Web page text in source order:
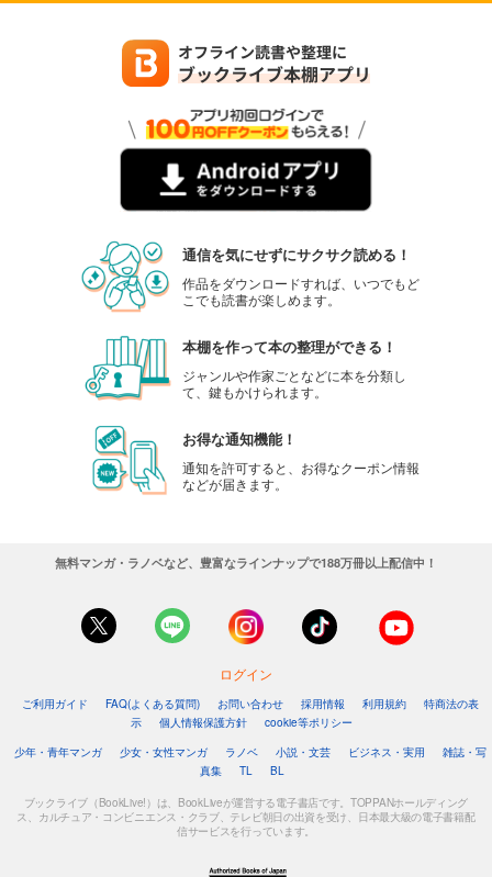
通信を気にせずにサクサク読める！
作品をダウンロードすれば、いつでもど
こでも読書が楽しめます。
本棚を作って本の整理ができる！
ジャンルや作家ごとなどに本を分類し
て、鍵もかけられます。
お得な通知機能！
通知を許可すると、お得なクーポン情報
などが届きます。
無料マンガ・ラノベなど、豊富なラインナップで188万冊以上配信中！
ログイン
ご利用ガイド FAQ(よくある質問) お問い合わせ 採用情報 利用規約
特商法の表
示
個人情報保護方針
cookie等ポリシー
少年・青年マンガ
少女・女性マンガ ラノベ 小説・文芸 ビジネス・実用
雑誌・写
真集
TL BL
ブックライブ（BookLive!）は、BookLiveが運営する電子書店です。TOPPANホールディング
ス、カルチュア・コンビニエンス・クラブ、テレビ朝日の出資を受け、日本最大級の電子書籍配
信サービスを行っています。